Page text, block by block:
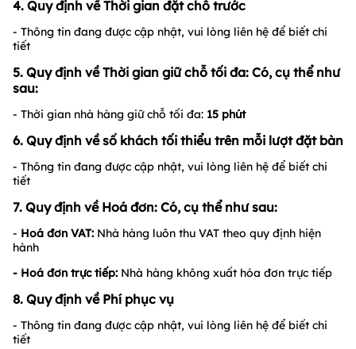
4. Quy định về Thời gian đặt chỗ trước
- Thông tin đang được cập nhật, vui lòng liên hệ để biết chi
tiết
5. Quy định về Thời gian giữ chỗ tối đa: Có, cụ thể như
sau:
- Thời gian nhà hàng giữ chỗ tối đa: 15 phút
6. Quy định về số khách tối thiểu trên mỗi lượt đặt bàn
- Thông tin đang được cập nhật, vui lòng liên hệ để biết chi
tiết
7. Quy định về Hoá đơn: Có, cụ thể như sau:
- Hoá đơn VAT: Nhà hàng luôn thu VAT theo quy định hiện
hành
- Hoá đơn trực tiếp: Nhà hàng không xuất hóa đơn trực tiếp
8. Quy định về Phí phục vụ
- Thông tin đang được cập nhật, vui lòng liên hệ để biết chi
tiết